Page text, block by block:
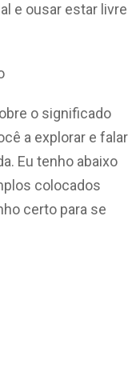
e ousar estar livre
o significado
a explorar e falar
Eu tenho abaixo
colocados
certo para se